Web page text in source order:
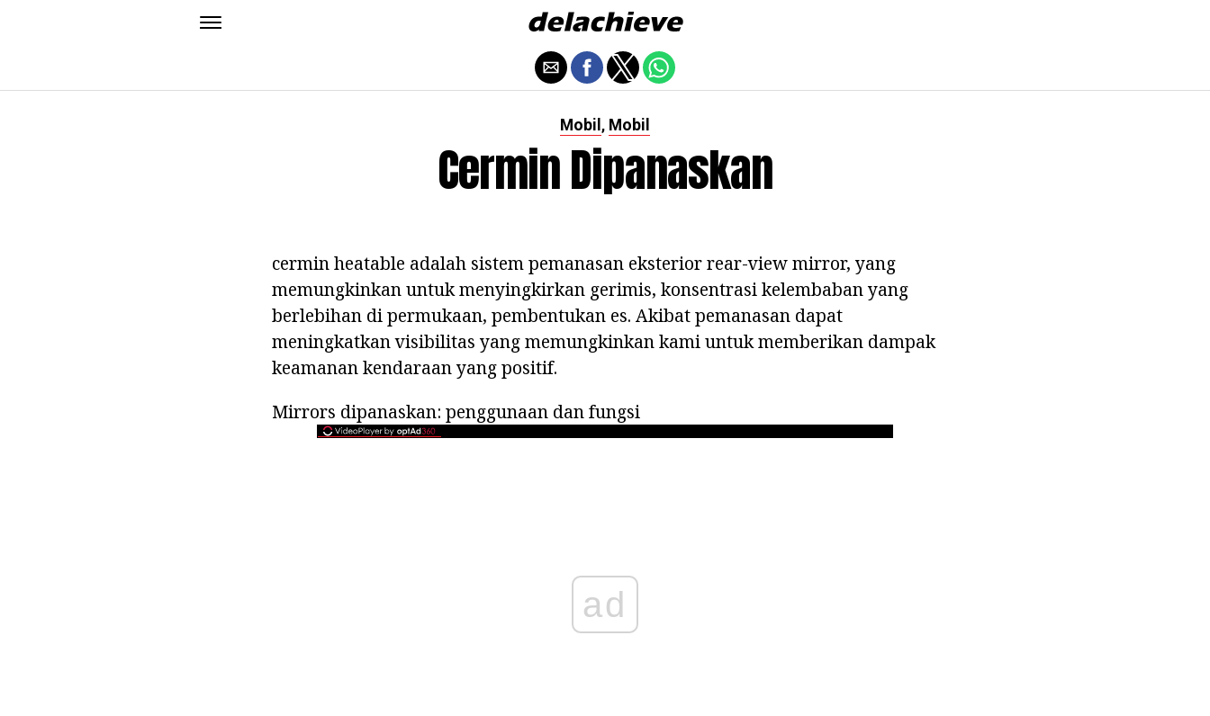
Mobil , Mobil
Cermin Dipanaskan
cermin heatable adalah sistem pemanasan eksterior rear-view mirror, yang
memungkinkan untuk menyingkirkan gerimis, konsentrasi kelembaban yang
berlebihan di permukaan, pembentukan es. Akibat pemanasan dapat
meningkatkan visibilitas yang memungkinkan kami untuk memberikan dampak
keamanan kendaraan yang positif.
Mirrors dipanaskan: penggunaan dan fungsi
ad